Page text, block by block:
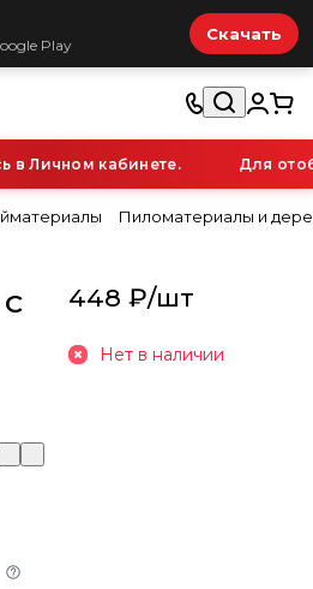
Play
Скачать
Личном кабинете. Для
Пиломатериалы и
С
448 ₽/шт
Нет в наличии